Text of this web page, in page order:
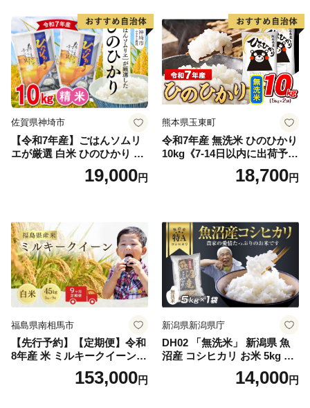
野町産 Elevation
佐賀県神埼市
【令和7年産】ごはんソムリ
エが厳選 白米 ひのひかり 10
米 10kg 5kg×2 ひのひかり ブ
19,000円
熊本県玉東町
令和7年産 無洗米 ひのひかり
10kg《7-14日以内に出荷予定
(土日祝除く)》コメ 米 無洗米
令和7年産 高レビュー｜人気
18,700円
福島県南相馬市
【先行予約】【定期便】令和
8年産 米 ミルキークイーン
白米 45kg (5kg×9回) | ミルキ
ークイーン 米5kg 福島 福島
153,000円
新潟県新潟県庁
DH02 「無洗米」 新潟県 魚
沼産 コシヒカリ お米 5kg こ
しひかり 精米 米（お米の美
味しい炊き方ガイド付き）
14,000円